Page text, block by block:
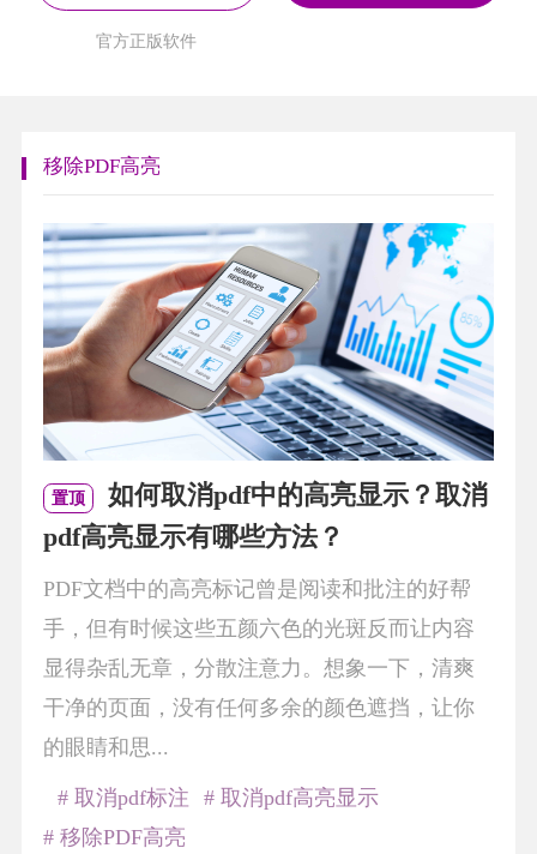
官方正版软件
移除PDF高亮
置顶
如何取消pdf中的高亮显示？取消
pdf高亮显示有哪些方法？
PDF文档中的高亮标记曾是阅读和批注的好帮
手，但有时候这些五颜六色的光斑反而让内容
显得杂乱无章，分散注意力。想象一下，清爽
干净的页面，没有任何多余的颜色遮挡，让你
的眼睛和思...
# 取消pdf标注
# 取消pdf高亮显示
# 移除PDF高亮